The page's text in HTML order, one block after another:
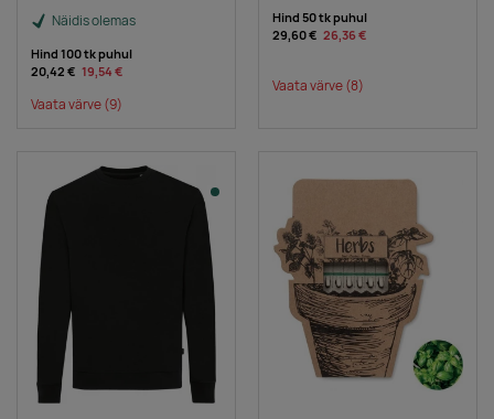
Näidis olemas
Hind 100 tk puhul
20,42 € 19,54 €
Vaata värve(9)
Hind 50 tk puhul
29,60 € 26,36 €
Vaata värve(8)